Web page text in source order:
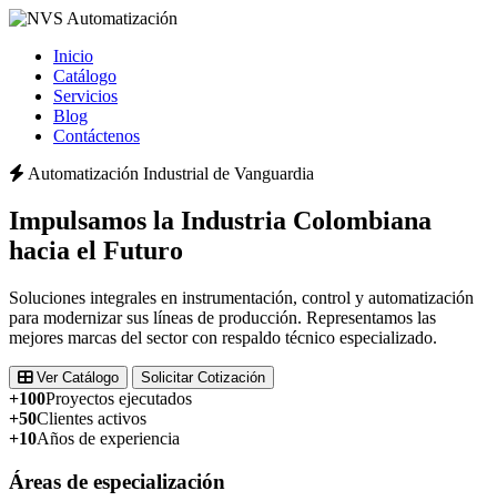
Inicio
Catálogo
Servicios
Blog
Contáctenos
Automatización Industrial de Vanguardia
Impulsamos la Industria Colombiana
hacia el Futuro
Soluciones integrales en instrumentación, control y automatización
para modernizar sus líneas de producción. Representamos las
mejores marcas del sector con respaldo técnico especializado.
Ver Catálogo Solicitar Cotización
+100Proyectos ejecutados
+50Clientes activos
+10Años de experiencia
Áreas de especialización